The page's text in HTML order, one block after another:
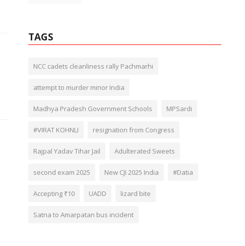
TAGS
NCC cadets cleanliness rally Pachmarhi
attempt to murder minor India
Madhya Pradesh Government Schools MPSardi
#VIRAT KOHNLI resignation from Congress
Rajpal Yadav Tihar Jail Adulterated Sweets
second exam 2025 New CJI 2025 India #Datia
Accepting ₹10 UADD lizard bite
Satna to Amarpatan bus incident